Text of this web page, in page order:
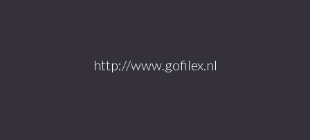
http://www.gofilex.nl